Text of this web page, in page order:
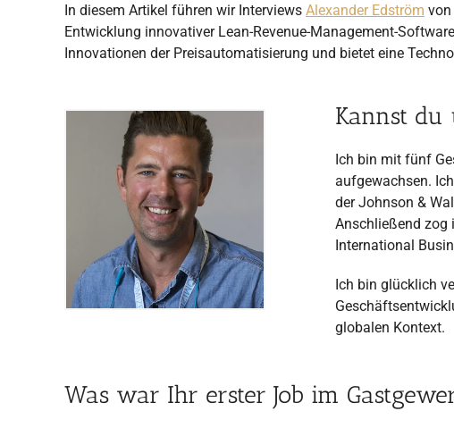
In diesem Artikel führen wir Interviews Alexander Edström von
Entwicklung innovativer Lean-Revenue-Management-
Innovationen der Preisautomatisierung und bietet eine
Kannst du
Ich bin mit fünf
aufgewachsen.
der Johnson &
Anschließend zog
International
Ich bin glücklich
globalen Kontext.
Was war Ihr erster Job im